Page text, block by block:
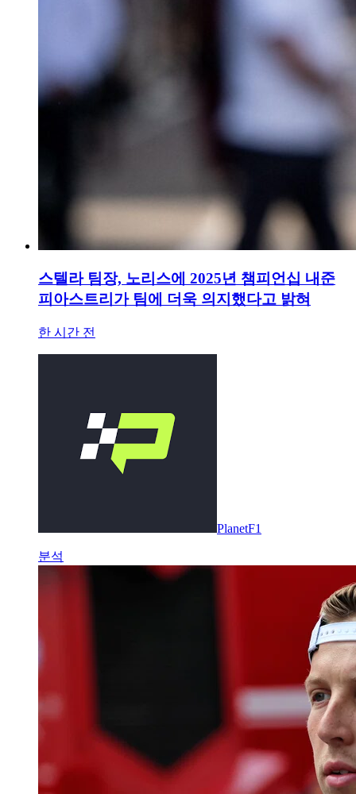
스텔라 팀장, 노리스에 2025년 챔피언십 내준
피아스트리가 팀에 더욱 의지했다고 밝혀
한 시간 전
PlanetF1
분석